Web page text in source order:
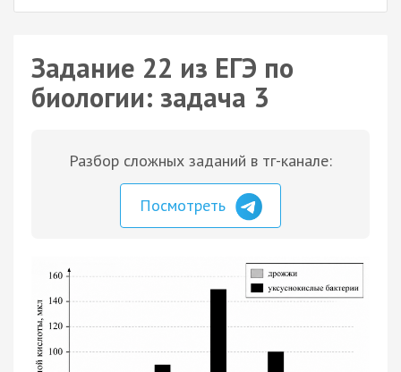
Задание 22 из ЕГЭ по
биологии: задача 3
Разбор сложных заданий в тг-канале:
Посмотреть